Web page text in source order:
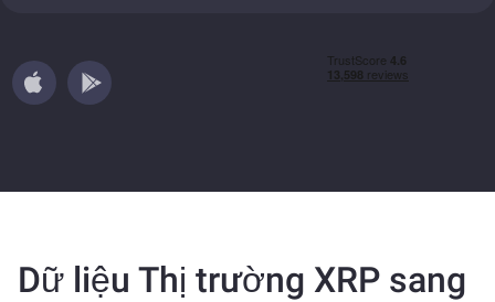
Dữ liệu Thị trường XRP sang